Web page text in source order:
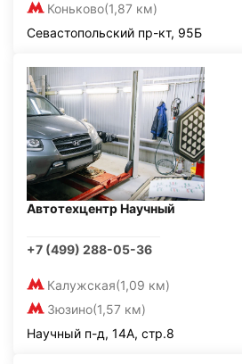
Коньково(1,87 км)
Севастопольский пр-кт, 95Б
Автотехцентр Научный
+7 (499) 288-05-36
Калужская(1,09 км)
Зюзино(1,57 км)
Научный п-д, 14А, стр.8